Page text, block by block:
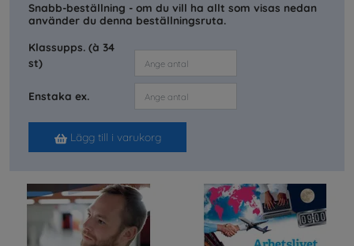
Snabb-beställning - om du vill ha allt som visas nedan
använder du denna beställningsruta.
Klassupps. (à 34
st)
Enstaka ex.
Lägg till i varukorg